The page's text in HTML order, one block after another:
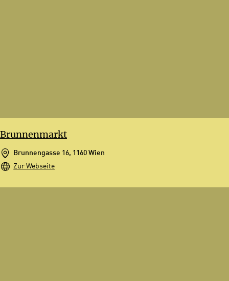
Brunnenmarkt
Brunnengasse 16, 1160 Wien
Zur Webseite